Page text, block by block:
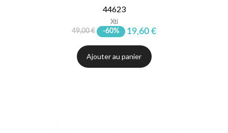
44623
Xti
49,00 € -60% 19,60 €
Ajouter au panier